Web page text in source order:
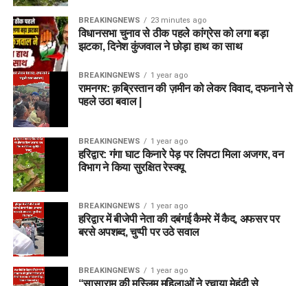
BREAKINGNEWS 23 minutes ago
विधानसभा चुनाव से ठीक पहले कांग्रेस को लगा बड़ा
झटका, दिनेश कुंजवाल ने छोड़ा हाथ का साथ
BREAKINGNEWS 1 year ago
रामनगर: क़ब्रिस्तान की ज़मीन को लेकर विवाद, दफनाने से
पहले उठा बवाल |
BREAKINGNEWS 1 year ago
हरिद्वार: गंगा घाट किनारे पेड़ पर लिपटा मिला अजगर, वन
विभाग ने किया सुरक्षित रेस्क्यू
BREAKINGNEWS 1 year ago
हरिद्वार में बीजेपी नेता की दबंगई कैमरे में कैद, अफसर पर
बरसे अपशब्द, चुप्पी पर उठे सवाल
BREAKINGNEWS 1 year ago